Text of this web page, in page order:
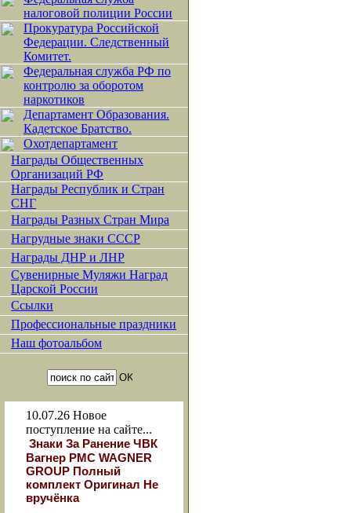
налоговой полиции России
Прокуратура Российской
Федерации. Следственный
Комитет.
Федеральная служба РФ по
контролю за оборотом
наркотиков
Департамент Образования.
Кадетское Братство.
Охотдепартамент
Награды Общественных
Организаций РФ
Награды Республик и Стран
СНГ
Награды Разных Стран Мира
Нагрудные знаки СССР
Награды ДНР и ЛНР
Сувенирные Муляжи Наград
Царской России
Ссылки
Профессиональные праздники
Наш фотоальбом
10.07.26 Новое
поступление на сайте...
Знаки За Ранение ЧВК
Вагнер РМС WAGNER
GROUP Полный
комплект Оригинал Не
вручёнка